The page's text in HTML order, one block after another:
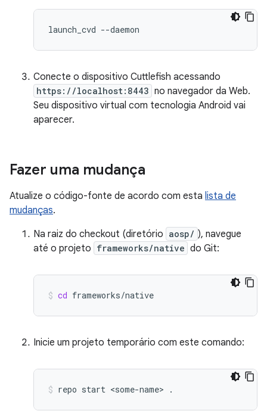
Conecte o dispositivo Cuttlefish acessando
https://localhost:8443 no navegador da Web.
Seu dispositivo virtual com tecnologia Android vai
aparecer.
Fazer uma mudança
Atualize o código-fonte de acordo com esta lista de
mudanças.
Na raiz do checkout (diretório aosp/ ), navegue
até o projeto frameworks/native do Git:
cd frameworks/native
Inicie um projeto temporário com este comando:
repo start <some-name> .